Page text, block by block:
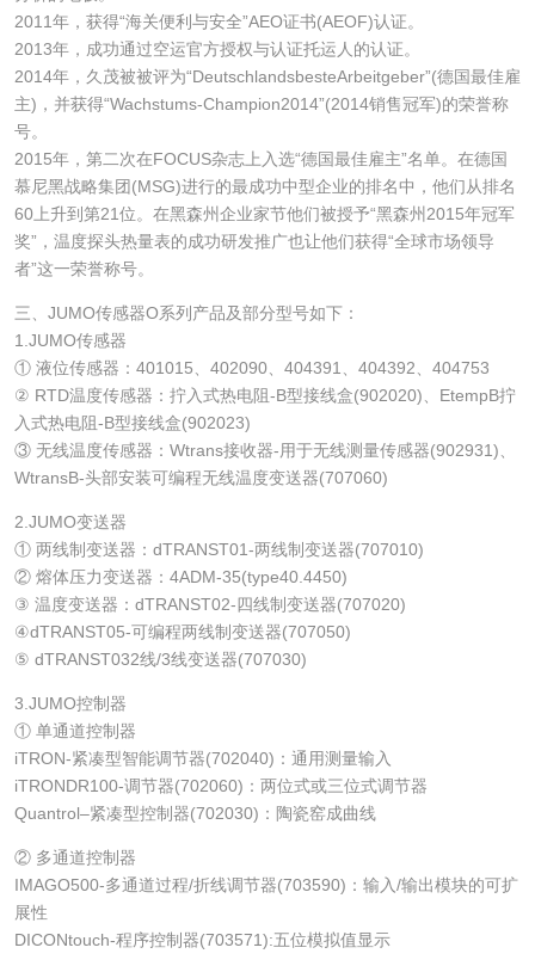
2011年，获得“海关便利与安全”AEO证书(AEOF)认证。
2013年，成功通过空运官方授权与认证托运人的认证。
2014年，久茂被被评为“DeutschlandsbesteArbeitgeber”(德国最佳雇
主)，并获得“Wachstums-Champion2014”(2014销售冠军)的荣誉称
号。
2015年，第二次在FOCUS杂志上入选“德国最佳雇主”名单。在德国
慕尼黑战略集团(MSG)进行的最成功中型企业的排名中，他们从排名
60上升到第21位。在黑森州企业家节他们被授予“黑森州2015年冠军
奖”，温度探头热量表的成功研发推广也让他们获得“全球市场领导
者”这一荣誉称号。
三、JUMO传感器O系列产品及部分型号如下：
1.JUMO传感器
① 液位传感器：401015、402090、404391、404392、404753
② RTD温度传感器：拧入式热电阻-B型接线盒(902020)、EtempB拧
入式热电阻-B型接线盒(902023)
③ 无线温度传感器：Wtrans接收器-用于无线测量传感器(902931)、
WtransB-头部安装可编程无线温度变送器(707060)
2.JUMO变送器
① 两线制变送器：dTRANST01-两线制变送器(707010)
② 熔体压力变送器：4ADM-35(type40.4450)
③ 温度变送器：dTRANST02-四线制变送器(707020)
④dTRANST05-可编程两线制变送器(707050)
⑤ dTRANST032线/3线变送器(707030)
3.JUMO控制器
① 单通道控制器
iTRON-紧凑型智能调节器(702040)：通用测量输入
iTRONDR100-调节器(702060)：两位式或三位式调节器
Quantrol–紧凑型控制器(702030)：陶瓷窑成曲线
② 多通道控制器
IMAGO500-多通道过程/折线调节器(703590)：输入/输出模块的可扩
展性
DICONtouch-程序控制器(703571):五位模拟值显示